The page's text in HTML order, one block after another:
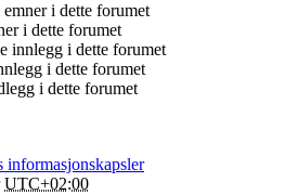
i dette forumet
i dette forumet
innlegg i dette forumet
i dette forumet
i dette forumet
informasjonskapsler
UTC+02:00